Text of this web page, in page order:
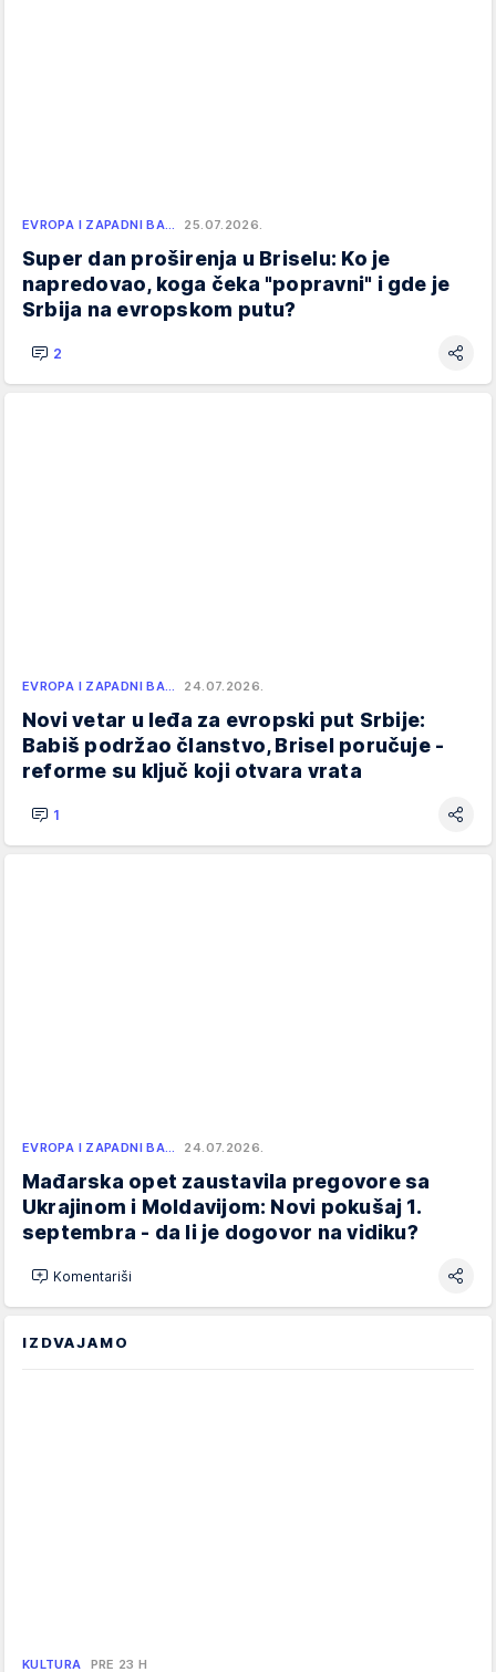
EVROPA I ZAPADNI BA… 25.07.2026.
Super dan proširenja u Briselu: Ko je
napredovao, koga čeka "popravni" i gde je
Srbija na evropskom putu?
2
EVROPA I ZAPADNI BA… 24.07.2026.
Novi vetar u leđa za evropski put Srbije:
Babiš podržao članstvo, Brisel poručuje -
reforme su ključ koji otvara vrata
1
EVROPA I ZAPADNI BA… 24.07.2026.
Mađarska opet zaustavila pregovore sa
Ukrajinom i Moldavijom: Novi pokušaj 1.
septembra - da li je dogovor na vidiku?
Komentariši
IZDVAJAMO
KULTURA PRE 23 H